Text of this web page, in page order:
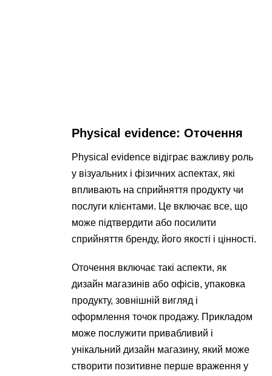
Physical evidence: Оточення
Physical evidence відіграє важливу роль
у візуальних і фізичних аспектах, які
впливають на сприйняття продукту чи
послуги клієнтами. Це включає все, що
може підтвердити або посилити
сприйняття бренду, його якості і цінності.
Оточення включає такі аспекти, як
дизайн магазинів або офісів, упаковка
продукту, зовнішній вигляд і
оформлення точок продажу. Прикладом
може послужити привабливий і
унікальний дизайн магазину, який може
створити позитивне перше враження у